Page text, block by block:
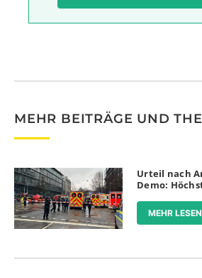
MEHR BEITRÄGE UND
Urteil nach
Demo:
MEHR